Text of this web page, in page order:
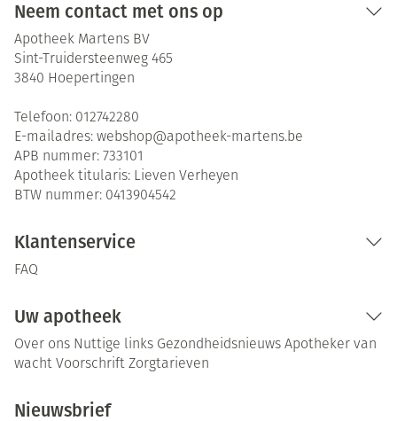
Neem contact met ons op
Apotheek Martens BV
Sint-Truidersteenweg 465
3840 Hoepertingen
Telefoon: 012742280
E-mailadres: webshop@apotheek-martens.be
APB nummer: 733101
Apotheek titularis: Lieven Verheyen
BTW nummer: 0413904542
Klantenservice
FAQ
Uw apotheek
Over ons Nuttige links Gezondheidsnieuws Apotheker van
wacht Voorschrift Zorgtarieven
Nieuwsbrief